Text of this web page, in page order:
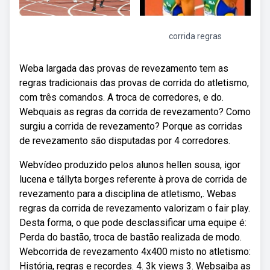
corrida regras
Weba largada das provas de revezamento tem as
regras tradicionais das provas de corrida do atletismo,
com três comandos. A troca de corredores, e do.
Webquais as regras da corrida de revezamento? Como
surgiu a corrida de revezamento? Porque as corridas
de revezamento são disputadas por 4 corredores.
Webvídeo produzido pelos alunos hellen sousa, igor
lucena e tállyta borges referente à prova de corrida de
revezamento para a disciplina de atletismo,. Webas
regras da corrida de revezamento valorizam o fair play.
Desta forma, o que pode desclassificar uma equipe é:
Perda do bastão, troca de bastão realizada de modo.
Webcorrida de revezamento 4x400 misto no atletismo:
História, regras e recordes. 4. 3k views 3. Websaiba as